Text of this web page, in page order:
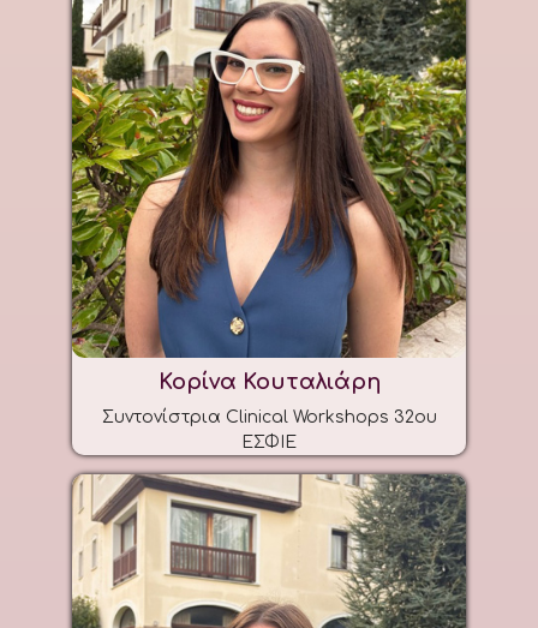
Κορίνα Κουταλιάρη
Συντονίστρια Clinical Workshops 32ου
ΕΣΦΙΕ